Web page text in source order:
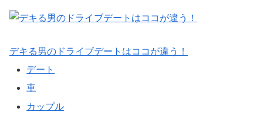
デキる男のドライブデートはココが違う！
デート
車
カップル